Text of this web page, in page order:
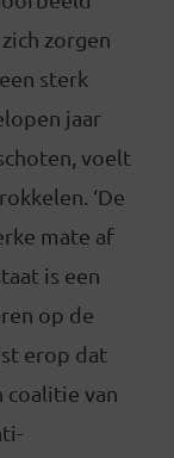
zorgen
sterk
jaar
voelt
‘De
mate af
is een
op de
erop dat
coalitie van